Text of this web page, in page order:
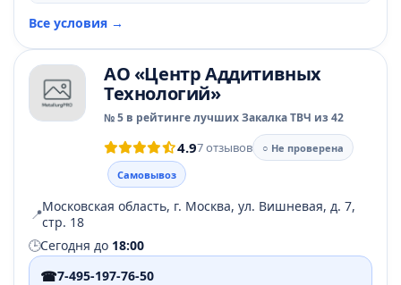
Все условия →
АО «Центр Аддитивных
Технологий»
№ 5 в рейтинге лучших Закалка ТВЧ из 42
4.97 отзывов
○ Не проверена
Самовывоз
📍Московская область, г. Москва, ул. Вишневая, д. 7,
стр. 18
🕒Сегодня до 18:00
☎7-495-197-76-50